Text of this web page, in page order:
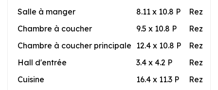
Salle à manger
8.11 x 10.8 P
Rez-
Chambre à coucher
9.5 x 10.8 P
Rez-
Chambre à coucher principale 12.4 x 10.8 P
Rez-
Hall d'entrée
3.4 x 4.2 P
Rez-
Cuisine
16.4 x 11.3 P
Rez-